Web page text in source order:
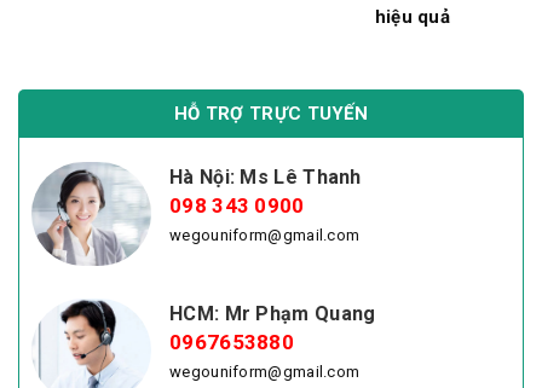
hiệu quả
HỖ TRỢ TRỰC TUYẾN
Hà Nội: Ms Lê Thanh
098 343 0900
wegouniform@gmail.com
HCM: Mr Phạm Quang
0967653880
wegouniform@gmail.com